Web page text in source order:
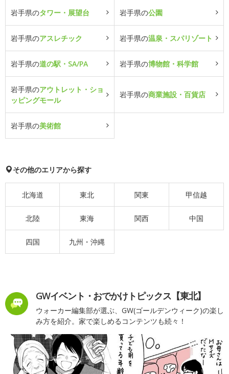
岩手県のタワー・展望台 岩手県の公園
岩手県のアスレチック 岩手県の温泉・スパリゾート
岩手県の道の駅・SA/PA 岩手県の博物館・科学館
岩手県のアウトレット・ショ
ッピングモール
岩手県の商業施設・百貨店
岩手県の美術館
その他のエリアから探す
北海道 東北 関東 甲信越
北陸 東海 関西 中国
四国 九州・沖縄
GWイベント・おでかけトピックス【東北】
ウォーカー編集部が選ぶ、GW(ゴールデンウィーク)の楽し
み方を紹介。家で楽しめるコンテンツも続々！